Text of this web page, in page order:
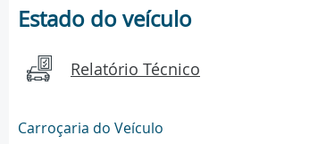
Estado do veículo
Relatório Técnico
Carroçaria do Veículo